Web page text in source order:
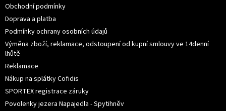
Obchodní podmínky
Doprava a platba
Podmínky ochrany osobních údajů
Výměna zboží, reklamace, odstoupení od kupní smlouvy ve 14denní
lhůtě
Reklamace
Nákup na splátky Cofidis
SPORTEX registrace záruky
Povolenky jezera Napajedla - Spytihněv